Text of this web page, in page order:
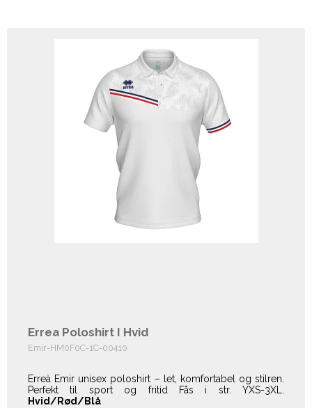
Errea Poloshirt I Hvid
Emir-HM0F0C-1C-00410
Erreà Emir unisex poloshirt – let, komfortabel og stilren.
Perfekt til sport og fritid Fås i str. YXS-3XL.
Hvid/Rød/Blå